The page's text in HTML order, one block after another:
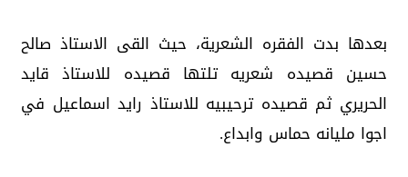
بعدها بدت الفقره الشعرية، حيث القى الاستاذ صالح
حسين قصيده شعريه تلتها قصيده للاستاذ قايد
الحريري ثم قصيده ترحيبيه للاستاذ رايد اسماعيل في
اجوا مليانه حماس وابداع.